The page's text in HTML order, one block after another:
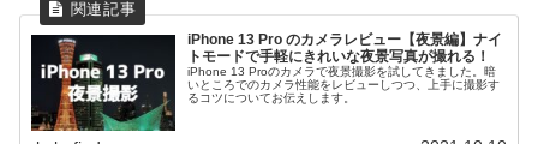
iPhone 13 Pro のカメラレビュー【夜景編】ナイ
トモードで手軽にきれいな夜景写真が撮れる！
iPhone 13 Proのカメラで夜景撮影を試してきました。暗
いところでのカメラ性能をレビューしつつ、上手に撮影す
るコツについてお伝えします。